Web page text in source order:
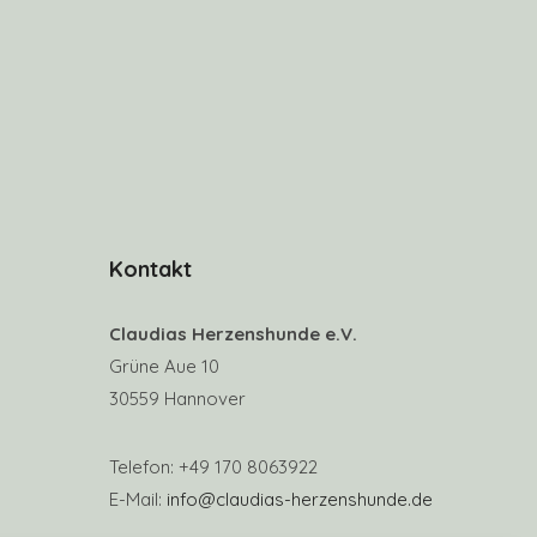
Kontakt
Claudias Herzenshunde e.V.
Grüne Aue 10
30559 Hannover
Telefon: +49 170 8063922
E-Mail: info@claudias-herzenshunde.de